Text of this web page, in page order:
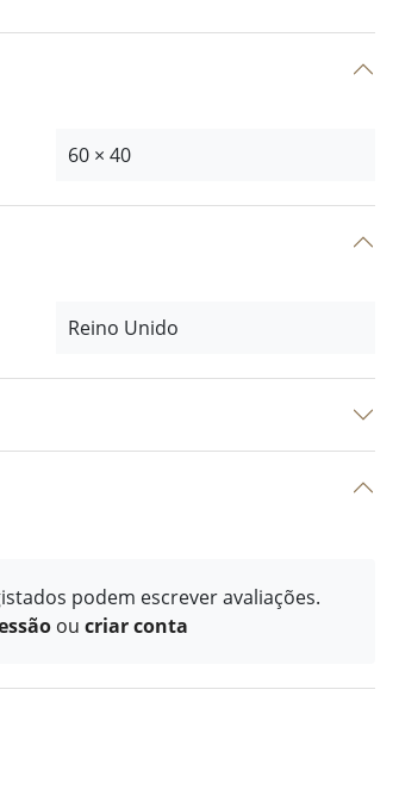
60 × 40
Reino Unido
podem escrever avaliações.
ou criar conta